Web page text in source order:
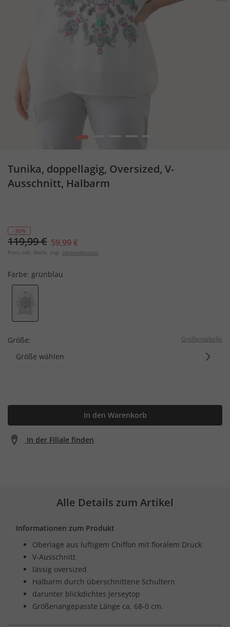
1 4 5
Tunika, doppellagig, Oversized, V-
Ausschnitt, Halbarm
- 50%
119,99 € 59,99 €
Preis inkl. MwSt. zzgl. Versandkosten
Farbe: grünblau
Größe: Größentabelle
Größe wählen
In den Warenkorb
In der Filiale finden
Alle Details zum Artikel
Informationen zum Produkt
Oberlage aus luftigem Chiffon mit floralem Druck
V-Ausschnitt
lässig oversized
Halbarm durch überschnittene Schultern
darunter blickdichtes Jerseytop
Größenangepasste Länge ca. 68-0 cm.